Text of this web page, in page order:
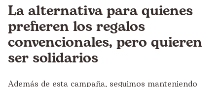
La alternativa para quienes
prefieren los regalos
convencionales, pero quieren
ser solidarios
Además de esta campaña, seguimos manteniendo